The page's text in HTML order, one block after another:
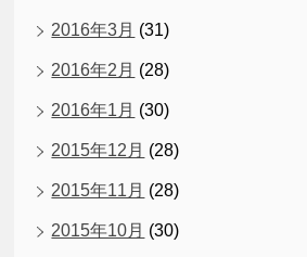
2016年3月 (31)
2016年2月 (28)
2016年1月 (30)
2015年12月 (28)
2015年11月 (28)
2015年10月 (30)